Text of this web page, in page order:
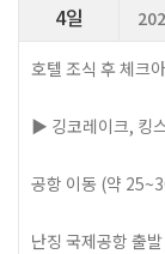
4일
호텔 조식 후 체크
▶ 깅코레이크, 킹
공항 이동 (약
난징 국제공항 출발